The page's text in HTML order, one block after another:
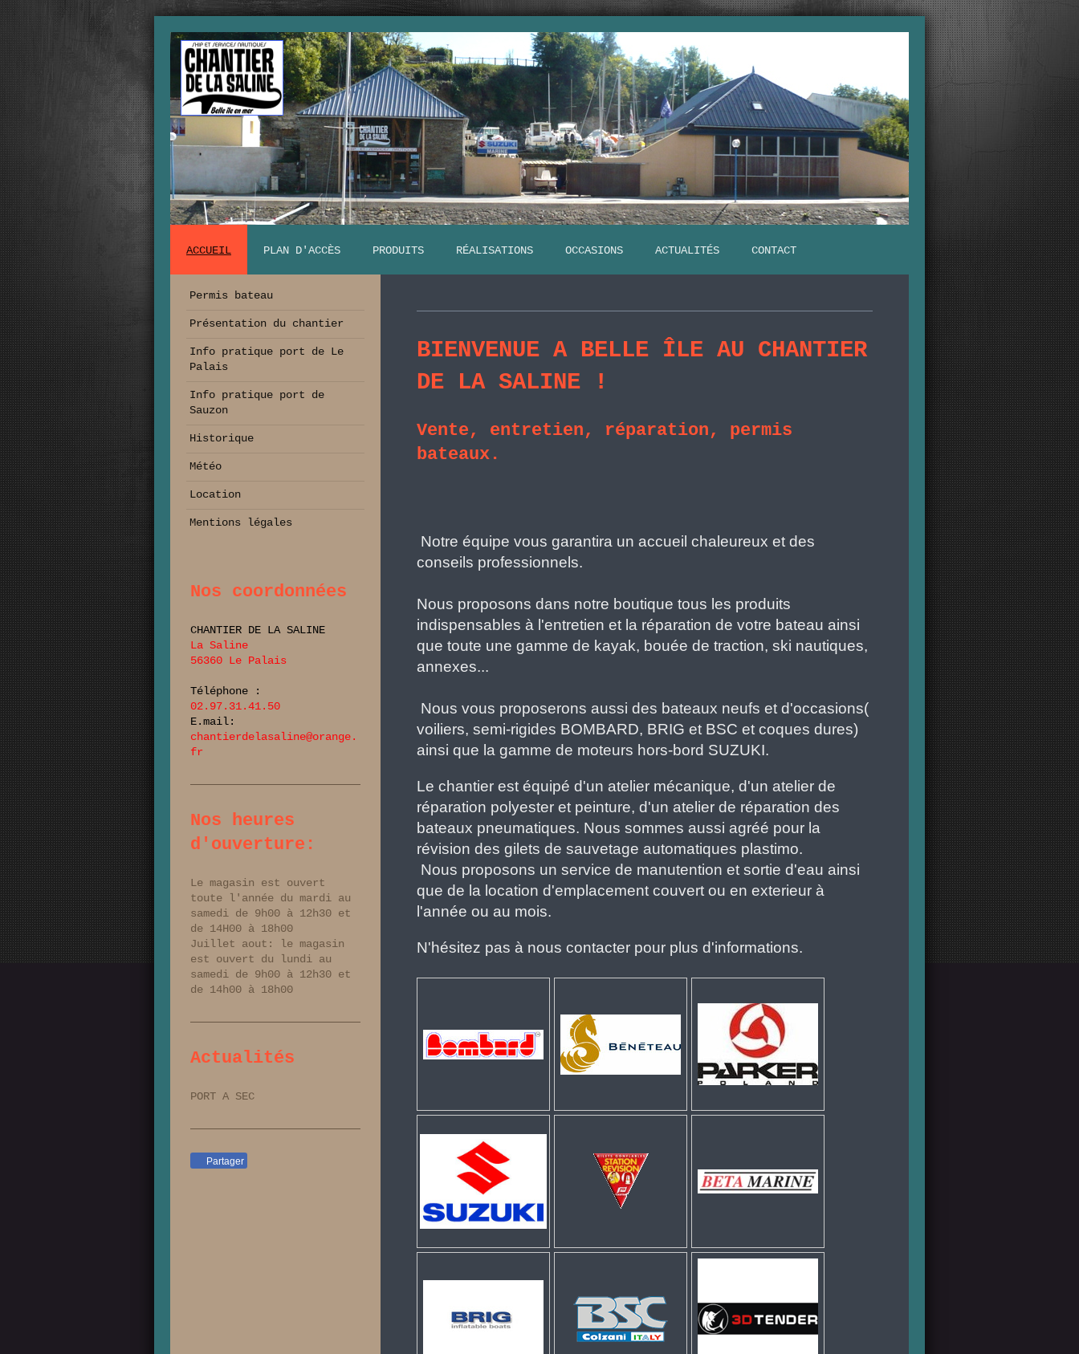
ACCUEIL PLAN D'ACCÈS PRODUITS RÉALISATIONS OCCASIONS ACTUALITÉS CONTACT
BIENVENUE A BELLE ÎLE AU CHANTIER
DE LA SALINE !
Vente, entretien, réparation, permis
bateaux.
Notre équipe vous garantira un accueil chaleureux et des
conseils professionnels.
Nous proposons dans notre boutique tous les produits
indispensables à l'entretien et la réparation de votre bateau ainsi
que toute une gamme de kayak, bouée de traction, ski nautiques,
annexes...
Nous vous proposerons aussi des bateaux neufs et d'occasions(
voiliers, semi-rigides BOMBARD, BRIG et BSC et coques dures)
ainsi que la gamme de moteurs hors-bord SUZUKI.
Le chantier est équipé d'un atelier mécanique, d'un atelier de
réparation polyester et peinture, d'un atelier de réparation des
bateaux pneumatiques. Nous sommes aussi agréé pour la
révision des gilets de sauvetage automatiques plastimo.
Nous proposons un service de manutention et sortie d'eau ainsi
que de la location d'emplacement couvert ou en exterieur à
l'année ou au mois.
N'hésitez pas à nous contacter pour plus d'informations.
Permis bateau
Présentation du chantier
Info pratique port de Le
Palais
Info pratique port de
Sauzon
Historique
Météo
Location
Mentions légales
Nos coordonnées
CHANTIER DE LA SALINE
La Saline
56360 Le Palais
Téléphone :
02.97.31.41.50
E.mail:
chantierdelasaline@orange.
fr
Nos heures
d'ouverture:
Le magasin est ouvert
toute l'année du mardi au
samedi de 9h00 à 12h30 et
de 14H00 à 18h00
Juillet aout: le magasin
est ouvert du lundi au
samedi de 9h00 à 12h30 et
de 14h00 à 18h00
Actualités
PORT A SEC
Partager